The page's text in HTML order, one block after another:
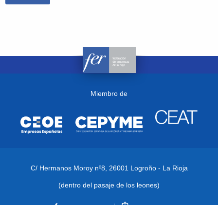
Miembro de
C/ Hermanos Moroy nº8, 26001 Logroño - La Rioja
(dentro del pasaje de los leones)